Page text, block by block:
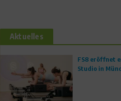
Aktuelles
FS8 eröffnet
Studio in